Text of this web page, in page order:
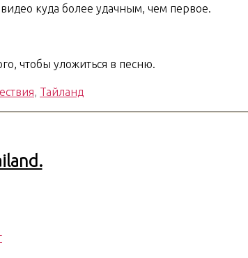
куда более удачным, чем первое.
чтобы уложиться в песню.
, Тайланд